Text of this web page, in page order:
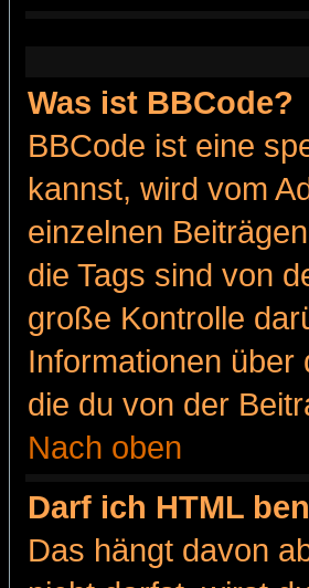
Was ist BBCode?
BBCode ist eine
kannst, wird vom
einzelnen
die Tags sind von
große Kontrolle
Informationen über
die du von der
Nach oben
Darf ich HTML
Das hängt davon